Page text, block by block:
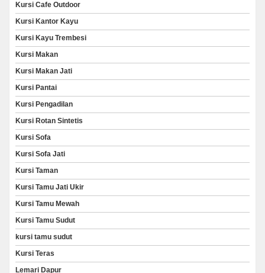
Kursi Cafe Outdoor
Kursi Kantor Kayu
Kursi Kayu Trembesi
Kursi Makan
Kursi Makan Jati
Kursi Pantai
Kursi Pengadilan
Kursi Rotan Sintetis
Kursi Sofa
Kursi Sofa Jati
Kursi Taman
Kursi Tamu Jati Ukir
Kursi Tamu Mewah
Kursi Tamu Sudut
kursi tamu sudut
Kursi Teras
Lemari Dapur